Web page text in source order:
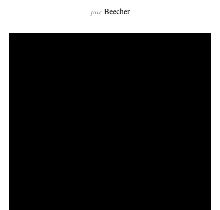
par Beecher